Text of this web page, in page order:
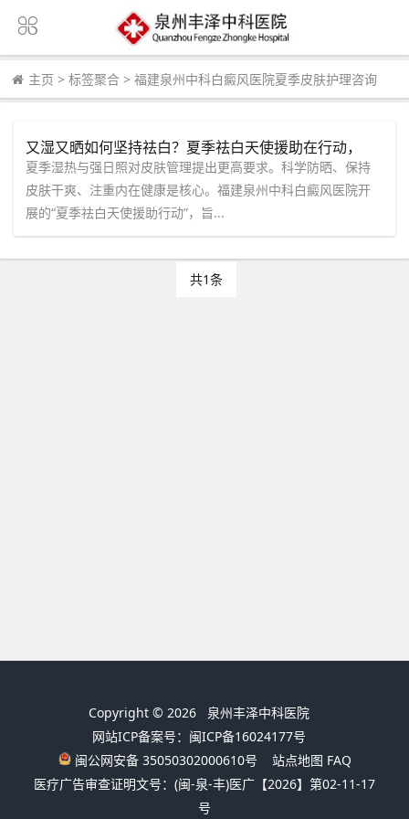
主页 > 标签聚合 > 福建泉州中科白癜风医院夏季皮肤护理咨询
又湿又晒如何坚持祛白？夏季祛白天使援助在行动，
【福建泉州中科白癜风医院】守护你的白斑复色之路加
速前进！
夏季湿热与强日照对皮肤管理提出更高要求。科学防晒、保持
皮肤干爽、注重内在健康是核心。福建泉州中科白癜风医院开
展的“夏季祛白天使援助行动”，旨...
共1条
Copyright © 2026 泉州丰泽中科医院
网站ICP备案号：闽ICP备16024177号
闽公网安备 35050302000610号
站点地图 FAQ
医疗广告审查证明文号：(闽-泉-丰)医广【2026】第02-11-17
号